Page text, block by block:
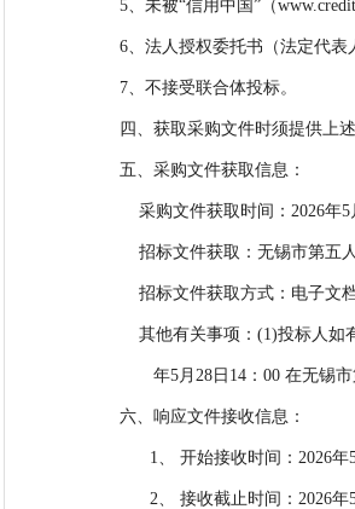
5、未被“信用中国”（
6、 法人授权委托书（法定代
7、不接受联合体投标。
四、获取采购文件时须提供上述
五、采购文件获取信息：
采购文件获取时间： 2026年5
招标文件获取：无锡市第五
招标文件获取方式：电子文
其他有关事项：(1)投标人如
年5月 28 日 14：00 在无锡
六、响应文件接收信息：
1、 开始接收时间：2026年
2、 接收截止时间：2026年